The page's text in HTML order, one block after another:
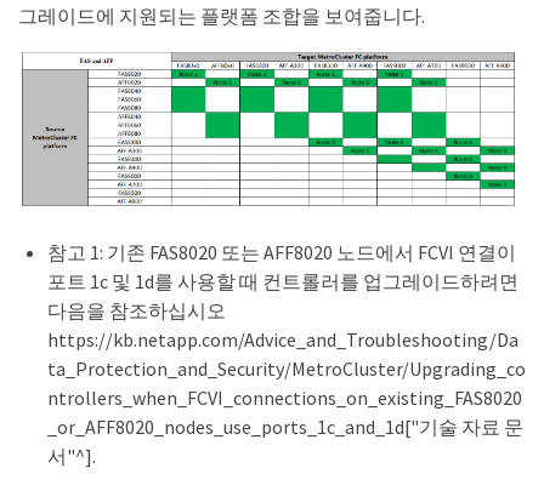
그레이드에 지원되는 플랫폼 조합을 보여줍니다.
참고 1: 기존 FAS8020 또는 AFF8020 노드에서 FCVI 연결이
포트 1c 및 1d를 사용할 때 컨트롤러를 업그레이드하려면
다음을 참조하십시오
https://kb.netapp.com/Advice_and_Troubleshooting/Da
ta_Protection_and_Security/MetroCluster/Upgrading_co
ntrollers_when_FCVI_connections_on_existing_FAS8020
_or_AFF8020_nodes_use_ports_1c_and_1d["기술 자료 문
서"^].